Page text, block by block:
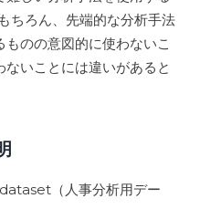
ちろん、先端的な分析手法
のの意図的に使わないこ
いことには違いがあると
（人事分析用デー